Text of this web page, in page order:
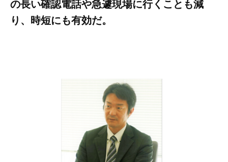
の長い確認電話や急遽現場に行くことも減
り、時短にも有効だ。